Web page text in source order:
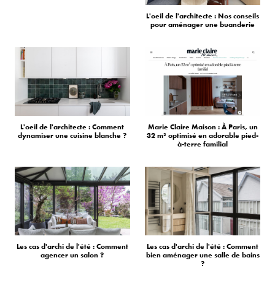
L'oeil de l'architecte : Nos conseils
pour aménager une buanderie
L'oeil de l'architecte : Comment
dynamiser une cuisine blanche ?
Marie Claire Maison : À Paris, un
32 m² optimisé en adorable pied-
à-terre familial
Les cas d'archi de l'été : Comment
agencer un salon ?
Les cas d'archi de l'été : Comment
bien aménager une salle de bains
?